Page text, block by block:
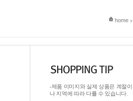
현재 위치
home >
-제품 이미지와 실제 상품은 계절이
나 지역에 따라 다를 수 있습니다.